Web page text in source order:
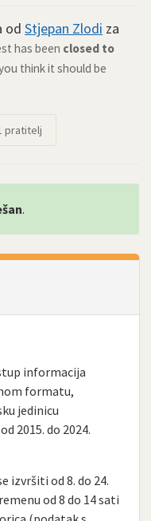
od Stjepan Zlodi za
has been closed to
think it should be
pratitelj
.
informacija
formatu,
jedinicu
2015. do 2024.
izvršiti od 8. do 24.
od 8 do 14 sati